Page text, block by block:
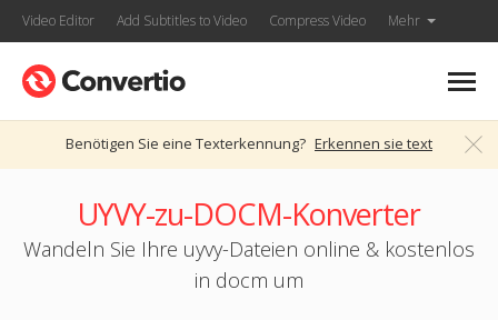
Video Editor Add Subtitles to Video Compress Video Mehr
Benötigen Sie eine Texterkennung? Erkennen sie text
UYVY-zu-DOCM-Konverter
Wandeln Sie Ihre uyvy-Dateien online & kostenlos
in docm um